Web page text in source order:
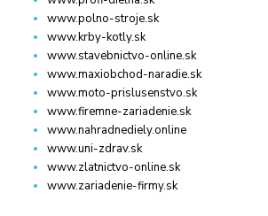
www.polno-stroje.sk
www.krby-kotly.sk
www.stavebnictvo-online.sk
www.maxiobchod-naradie.sk
www.moto-prislusenstvo.sk
www.firemne-zariadenie.sk
www.nahradnediely.online
www.uni-zdrav.sk
www.zlatnictvo-online.sk
www.zariadenie-firmy.sk